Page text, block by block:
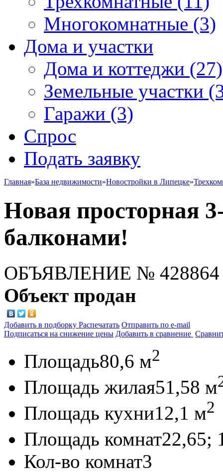
Многокомнатные (3)
Дома и участки
Дома и коттеджи (27)
Земельные участки
Гаражи (3)
Спрос
Подать заявку
Главная»База недвижимости»Новостройки в Липецке»
Новая просторная
балконами!
ОБЪЯВЛЕНИЕ № 428864
Объект продан
Добавить в подборку Распечатать Отправить по e-mail
Подписаться на снижение цены Добавить в сравнение
Площадь80,6 м2
Площадь жилая51,58 м
Площадь кухни12,1 м2
Площадь комнат22,65;
Кол-во комнат3